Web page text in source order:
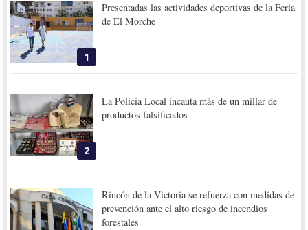
1
Presentadas las actividades deportivas de la Feria
de El Morche
2
La Policía Local incauta más de un millar de
productos falsificados
Rincón de la Victoria se refuerza con medidas de
prevención ante el alto riesgo de incendios
forestales